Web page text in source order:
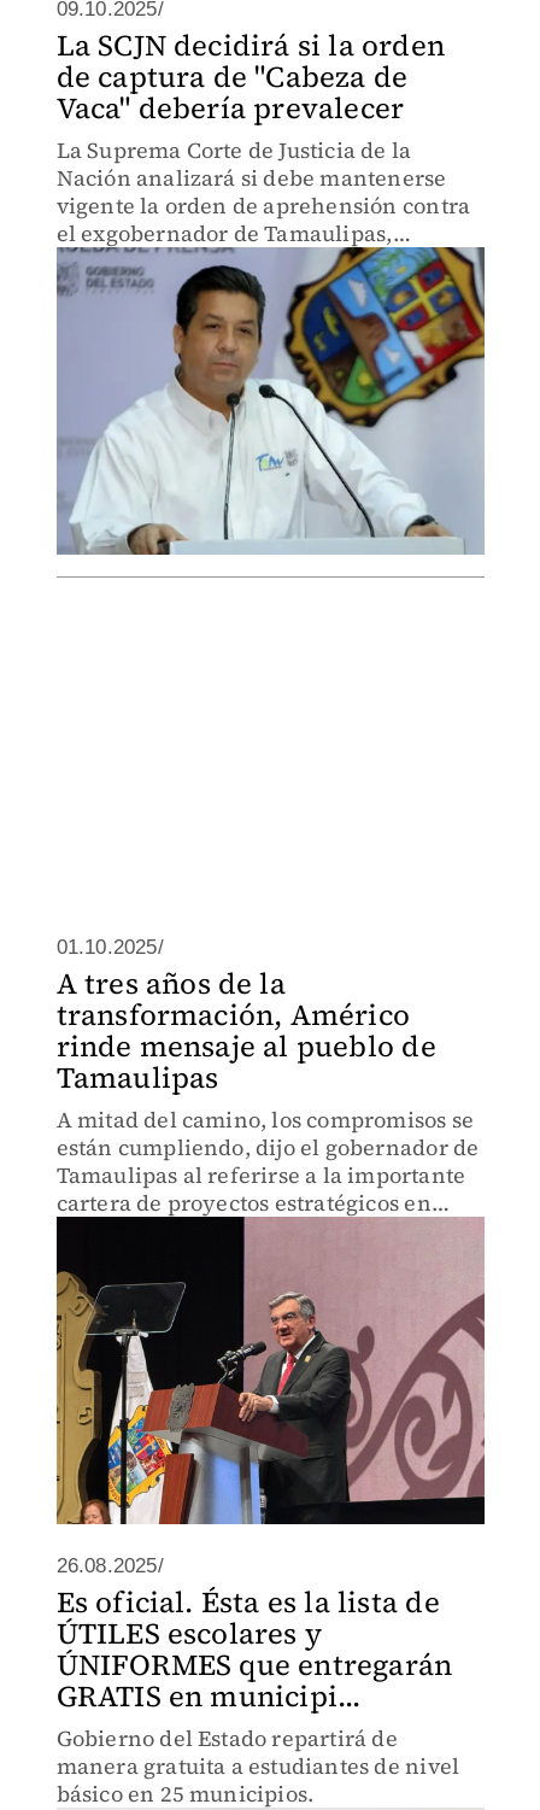
09.10.2025/
La SCJN decidirá si la orden
de captura de "Cabeza de
Vaca" debería prevalecer
La Suprema Corte de Justicia de la
Nación analizará si debe mantenerse
vigente la orden de aprehensión contra
el exgobernador de Tamaulipas,
Francisco García Cabeza de Vaca. Su
situación legal dependerá del fallo de la
01.10.2025/
A tres años de la
transformación, Américo
rinde mensaje al pueblo de
Tamaulipas
A mitad del camino, los compromisos se
están cumpliendo, dijo el gobernador de
Tamaulipas al referirse a la importante
cartera de proyectos estratégicos en
26.08.2025/
Es oficial. Ésta es la lista de
ÚTILES escolares y
ÚNIFORMES que entregarán
GRATIS en municipi...
Gobierno del Estado repartirá de
manera gratuita a estudiantes de nivel
básico en 25 municipios.